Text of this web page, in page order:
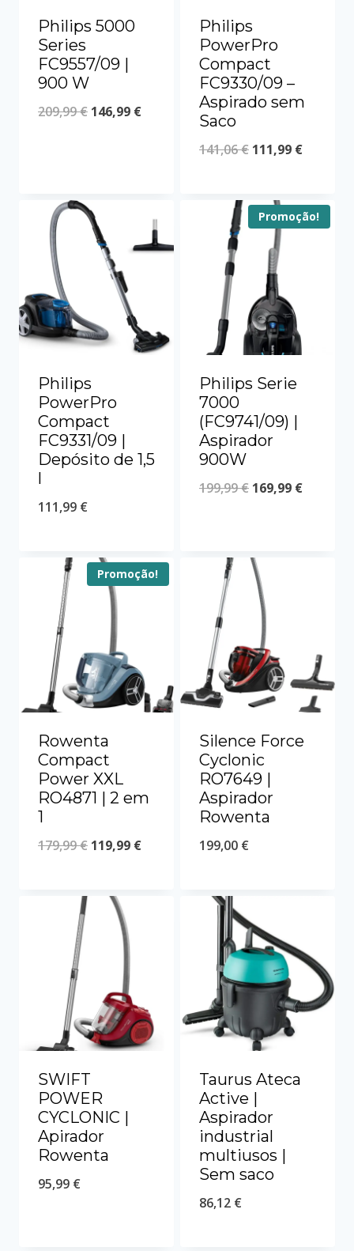
Philips 5000
Series
FC9557/09 |
900 W
209,99€ 146,99 €
Philips
PowerPro
Compact
FC9330/09 –
Aspirado sem
Saco
141,06€ 111,99 €
Philips
PowerPro
Compact
FC9331/09 |
Depósito de 1,5
l
111,99 €
Promoção!
Philips Serie
7000
(FC9741/09) |
Aspirador
900W
199,99€ 169,99 €
Promoção!
Rowenta
Compact
Power XXL
RO4871 | 2 em
1
179,99€ 119,99 €
Silence Force
Cyclonic
RO7649 |
Aspirador
Rowenta
199,00 €
SWIFT
POWER
CYCLONIC |
Apirador
Rowenta
95,99 €
Taurus Ateca
Active |
Aspirador
industrial
multiusos |
Sem saco
86,12 €